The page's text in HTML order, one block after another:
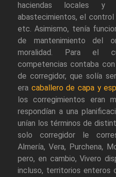
haciendas locales
abastecimientos, el
etc. Asimismo, tenía
de mantenimiento del
moralidad. Para el
competencias contaba
de corregidor, que solía ser
era caballero de capa y
los corregimientos eran
respondían a una
unían los términos de
solo corregidor le
Almería, Vera, Purchena,
pero, en cambio, Vivero
incluso, territorios enteros